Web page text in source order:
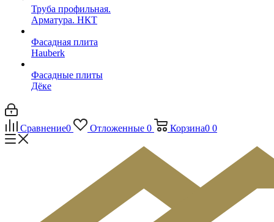
Труба профильная.
Арматура. НКТ
Фасадная плита
Hauberk
Фасадные плиты
Дёке
Сравнение0 Отложенные 0 Корзина0 0